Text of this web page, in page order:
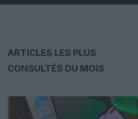
ARTICLES LES PLUS
CONSULTÉS DU MOIS